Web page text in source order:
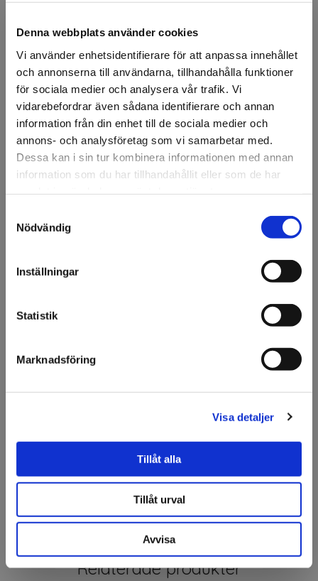
Denna webbplats använder cookies
Vi använder enhetsidentifierare för att anpassa innehållet
och annonserna till användarna, tillhandahålla funktioner
för sociala medier och analysera vår trafik. Vi
vidarebefordrar även sådana identifierare och annan
information från din enhet till de sociala medier och
annons- och analysföretag som vi samarbetar med.
Dessa kan i sin tur kombinera informationen med annan
information som du har tillhandahållit eller som de har
Nödvändig
Inställningar
Statistik
Marknadsföring
Visa detaljer
Tillåt alla
Tillåt urval
Avvisa
modellen lämplig för sport- och fritidsmiljöer där
Artikelnr: 94394
Ansök om konto
Beskrivning
Kvinnlig skyltdocka utformad i en golfpose med armarna
lyfta och kroppen vriden, vilket ger en tydlig presentation
transparent glasbas och är avsedd för fristående
exponering i butik, skyltfönster eller showroom.
Den vridna överkroppen och benpositionen gör modellen
lämplig för sport- och fritidsmiljöer där funktion och
Passar för exponering av:
Sport- och träningsplagg
Pikéer och funktionsöverdelar
Fråga om produkt
Relaterade produkter